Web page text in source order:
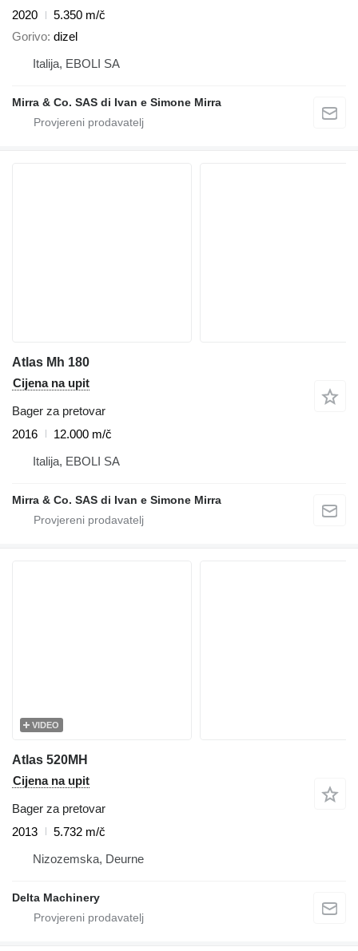
2020
5.350 m/č
Gorivo dizel
Italija, EBOLI SA
Mirra & Co. SAS di Ivan e Simone Mirra
Atlas Mh 180
Cijena na upit
Bager za pretovar
2016
12.000 m/č
Italija, EBOLI SA
Mirra & Co. SAS di Ivan e Simone Mirra
VIDEO
Atlas 520MH
Cijena na upit
Bager za pretovar
2013
5.732 m/č
Nizozemska, Deurne
Delta Machinery